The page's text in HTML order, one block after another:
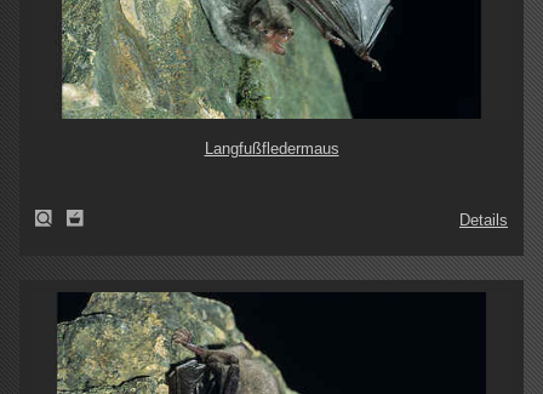
Langfußfledermaus
Details